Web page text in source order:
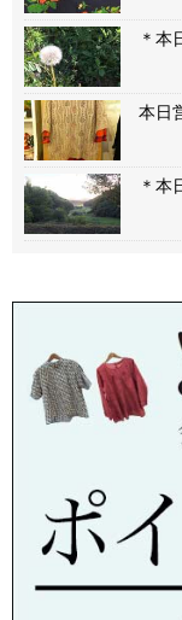
＊本
本日
＊本